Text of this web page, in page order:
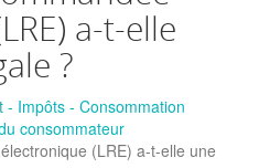
a-t-elle
?
- Impôts - Consommation
consommateur
(LRE) a-t-elle une